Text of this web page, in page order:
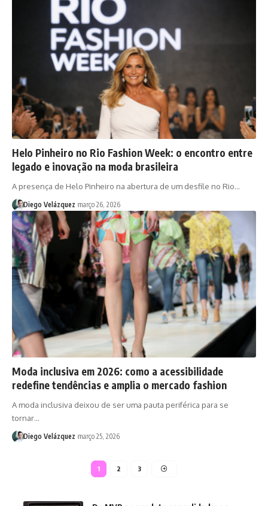
Helo Pinheiro no Rio Fashion Week: o encontro entre
legado e inovação na moda brasileira
A presença de Helo Pinheiro na abertura de um desfile no Rio…
Diego Velázquez março 26, 2026
Moda inclusiva em 2026: como a acessibilidade
redefine tendências e amplia o mercado fashion
A moda inclusiva deixou de ser uma pauta periférica para se
tornar…
Diego Velázquez março 25, 2026
1 2 3